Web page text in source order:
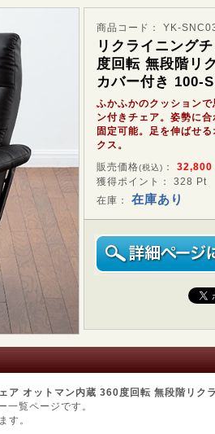
商品コード： YK-
リクライニング
度回転 無段階リ
カバー付き 100-
ふかふかのクッション
ン付きチェア。姿勢に
固定可能。足を伸ばせ
クス。
販売価格(税込) ： 32,800
獲得ポイント： 328 Pt
在庫： 在庫あり
ア オットマン内蔵 360度回転 無段階リク
一覧ページです。
す。